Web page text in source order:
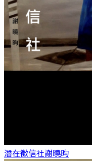
潛在徵信社謝曉昀